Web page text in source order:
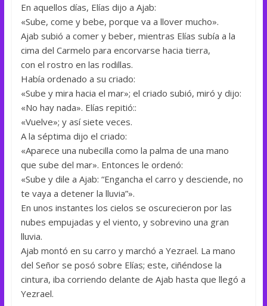
En aquellos días, Elías dijo a Ajab:
«Sube, come y bebe, porque va a llover mucho».
Ajab subió a comer y beber, mientras Elías subía a la
cima del Carmelo para encorvarse hacia tierra,
con el rostro en las rodillas.
Había ordenado a su criado:
«Sube y mira hacia el mar»; el criado subió, miró y dijo:
«No hay nada». Elías repitió::
«Vuelve»; y así siete veces.
A la séptima dijo el criado:
«Aparece una nubecilla como la palma de una mano
que sube del mar». Entonces le ordenó:
«Sube y dile a Ajab: “Engancha el carro y desciende, no
te vaya a detener la lluvia”».
En unos instantes los cielos se oscurecieron por las
nubes empujadas y el viento, y sobrevino una gran
lluvia.
Ajab montó en su carro y marchó a Yezrael. La mano
del Señor se posó sobre Elías; este, ciñéndose la
cintura, iba corriendo delante de Ajab hasta que llegó a
Yezrael.